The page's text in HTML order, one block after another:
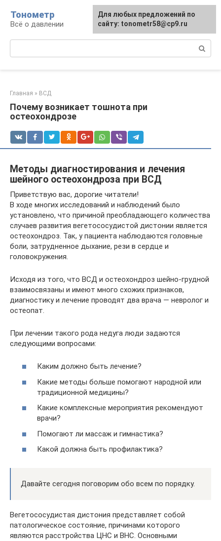
контенту
Тонометр
Всё о давлении
Главная » ВСД
Почему возникает тошнота при
остеохондрозе
Методы диагностирования и лечения
шейного остеохондроза при ВСД
Приветствую вас, дорогие читатели!
В ходе многих исследований и наблюдений было
установлено, что причиной преобладающего количества
случаев развития вегетососудистой дистонии является
остеохондроз. Так, у пациента наблюдаются головные
боли, затрудненное дыхание, рези в сердце и
головокружения.
Исходя из того, что ВСД и остеохондроз шейно-грудной
взаимосвязаны и имеют много схожих признаков,
диагностику и лечение проводят два врача — невролог и
остеопат.
При лечении такого рода недуга люди задаются
следующими вопросами:
Каким должно быть лечение?
Какие методы больше помогают народной или
традиционной медицины?
Какие комплексные мероприятия рекомендуют
врачи?
Помогают ли массаж и гимнастика?
Какой должна быть профилактика?
Давайте сегодня поговорим обо всем по порядку.
Вегетососудистая дистония представляет собой
патологическое состояние, причинами которого
являются расстройства ЦНС и ВНС. Основными
Для любых предложений по
сайту: tonometr58@cp9.ru
Для любых предложений по
сайту: tonometr58@cp9.ru